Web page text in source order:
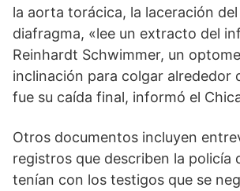
la aorta torácica, la laceración
diafragma, «lee un extracto del
Reinhardt Schwimmer, un
inclinación para colgar alrededor
fue su caída final, informó el
Otros documentos incluyen
registros que describen la policía
tenían con los testigos que se